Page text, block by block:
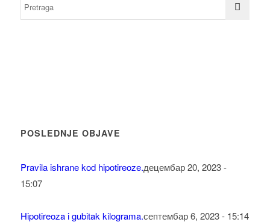
POSLEDNJE OBJAVE
Pravila ishrane kod hipotireoze.децембар 20, 2023 -
15:07
Hipotireoza i gubitak kilograma.септембар 6, 2023 - 15:14